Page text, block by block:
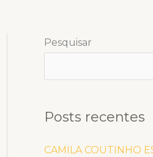
Pesquisar
Posts recentes
CAMILA COUTINHO